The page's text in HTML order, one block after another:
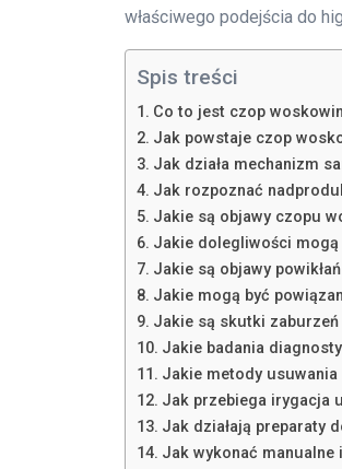
właściwego podejścia do
Spis treści
Co to jest czop
Jak powstaje czop
Jak działa mechanizm
Jak rozpoznać
Jakie są objawy czopu
Jakie dolegliwości
Jakie są objawy
Jakie mogą być
Jakie są skutki
Jakie badania
Jakie metody
Jak przebiega irygacja
Jak działają preparaty
Jak wykonać